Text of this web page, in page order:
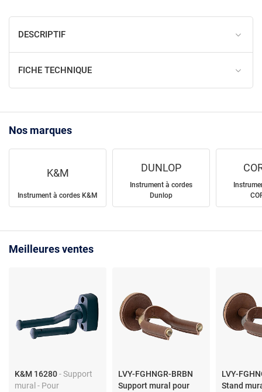
DESCRIPTIF
FICHE TECHNIQUE
Nos marques
K&M
Instrument à cordes K&M
DUNLOP
Instrument à cordes
Dunlop
Meilleures ventes
K&M 16280- Support
mural - Pour
LVY-FGHNGR-BRBN
Support mural pour
LVY-
Stand